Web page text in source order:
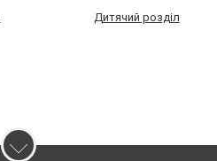
Дитячий розділ